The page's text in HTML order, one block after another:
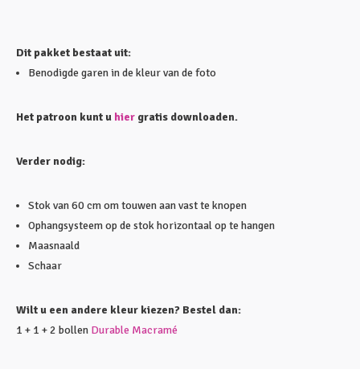
Dit pakket bestaat uit:
Benodigde garen in de kleur van de foto
Het patroon kunt u hier gratis downloaden.
Verder nodig:
Stok van 60 cm om touwen aan vast te knopen
Ophangsysteem op de stok horizontaal op te hangen
Maasnaald
Schaar
Wilt u een andere kleur kiezen? Bestel dan:
1 + 1 + 2 bollen Durable Macramé